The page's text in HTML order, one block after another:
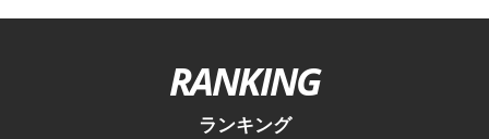
RANKING
ランキング